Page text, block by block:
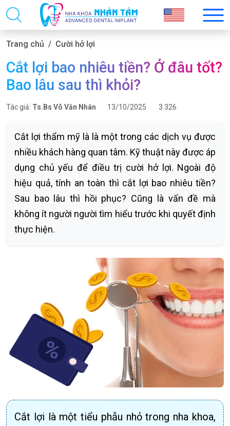
Trang chủ Cười hở lợi
Cắt lợi bao nhiêu tiền? Ở đâu tốt?
Bao lâu sau thì khỏi?
Tác giả: Ts.Bs Võ Văn Nhân 13/10/2025 3.326
Cắt lợi thẩm mỹ là là một trong các dịch vụ được
nhiều khách hàng quan tâm. Kỹ thuật này được áp
dụng chủ yếu để điều trị cười hở lợi. Ngoài độ
hiệu quả, tính an toàn thì cắt lợi bao nhiêu tiền?
Sau bao lâu thì hồi phục? Cũng là vấn đề mà
không ít người người tìm hiểu trước khi quyết định
thực hiện.
Cắt lợi là một tiểu phẫu nhỏ trong nha khoa,